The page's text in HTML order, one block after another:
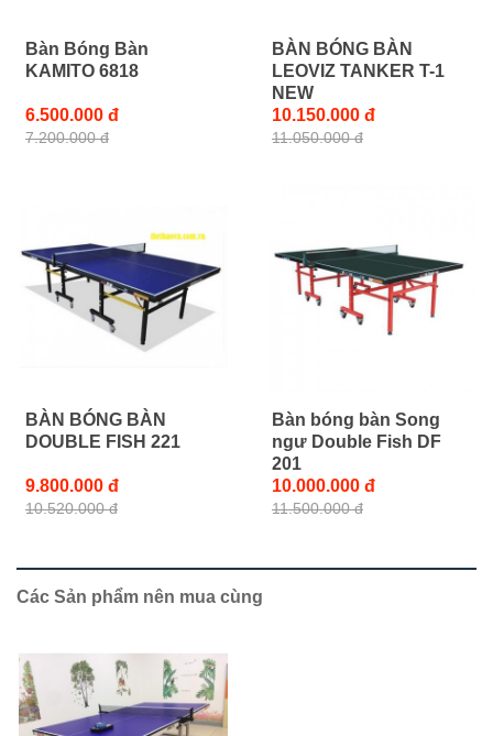
Bàn Bóng Bàn
KAMITO 6818
6.500.000 đ
7.200.000 đ
BÀN BÓNG BÀN
LEOVIZ TANKER T-1
NEW
10.150.000 đ
11.050.000 đ
BÀN BÓNG BÀN
DOUBLE FISH 221
9.800.000 đ
10.520.000 đ
Bàn bóng bàn Song
ngư Double Fish DF
201
10.000.000 đ
11.500.000 đ
Các Sản phẩm nên mua cùng